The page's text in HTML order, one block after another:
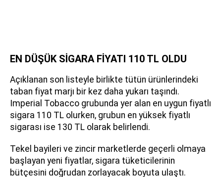
EN DÜŞÜK SİGARA FİYATI 110 TL OLDU
Açıklanan son listeyle birlikte tütün ürünlerindeki
taban fiyat marjı bir kez daha yukarı taşındı.
Imperial Tobacco grubunda yer alan en uygun fiyatlı
sigara 110 TL olurken, grubun en yüksek fiyatlı
sigarası ise 130 TL olarak belirlendi.
Tekel bayileri ve zincir marketlerde geçerli olmaya
başlayan yeni fiyatlar, sigara tüketicilerinin
bütçesini doğrudan zorlayacak boyuta ulaştı.